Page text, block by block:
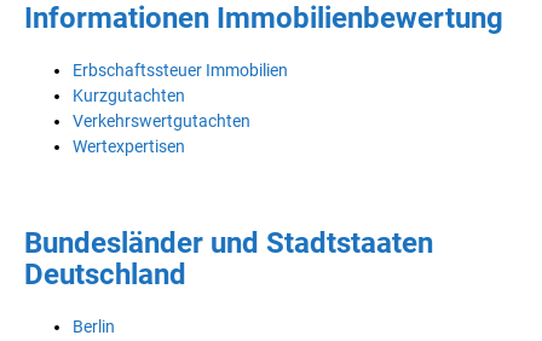
Informationen Immobilienbewertung
Erbschaftssteuer Immobilien
Kurzgutachten
Verkehrswertgutachten
Wertexpertisen
Bundesländer und Stadtstaaten
Deutschland
Berlin